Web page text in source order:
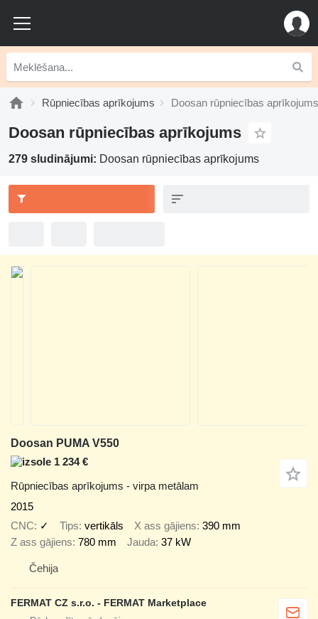
Rūpniecības aprīkojums Doosan rūpniecības aprīkojums
Doosan rūpniecības aprīkojums
279 sludinājumi: Doosan rūpniecības aprīkojums
Doosan PUMA V550
1 234 €
Rūpniecības aprīkojums - virpa metālam
2015
CNC
✓ Tips vertikāls X ass gājiens 390 mm
Z ass gājiens 780 mm Jauda 37 kW
Čehija
FERMAT CZ s.r.o. - FERMAT Marketplace